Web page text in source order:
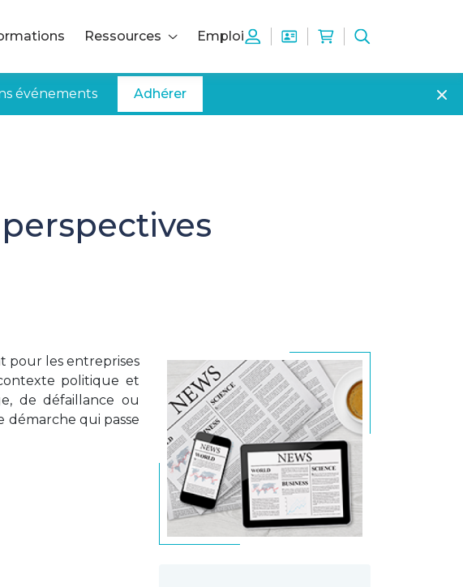
Ressources Emploi
événements Adhérer
pour les entreprises
politique et
de défaillance ou
démarche qui passe